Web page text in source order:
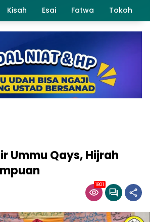
Kisah Esai Fatwa Tokoh
Ummu Qays, Hijrah
1801